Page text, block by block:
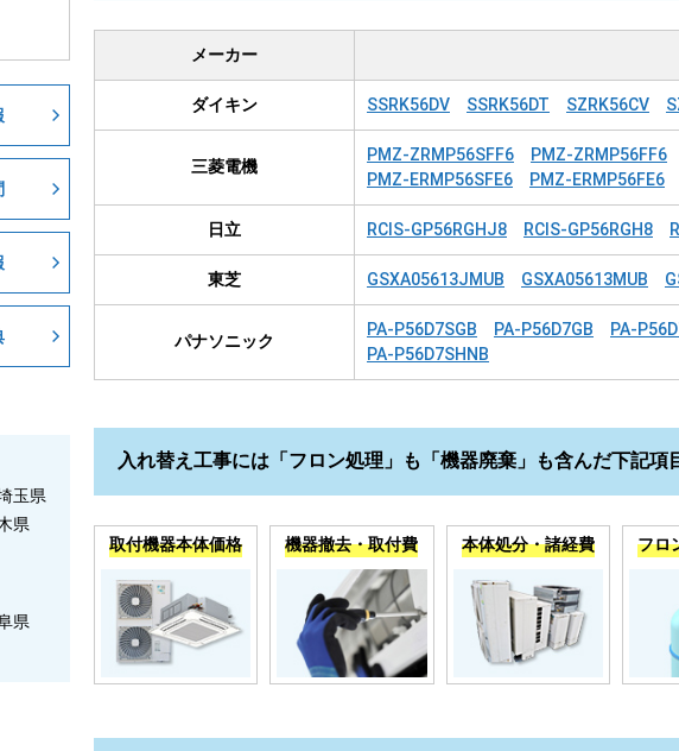
メーカー
ダイキン SSRK56DV SSRK56DT SZRK56CV
三菱電機
PMZ-ZRMP56SFF6 PMZ-ZRMP56FF6
PMZ-ERMP56SFE6
PMZ-ERMP56FE6
日立 RCIS-GP56RGHJ8 RCIS-GP56RGH8
東芝 GSXA05613JMUB GSXA05613MUB
パナソニック
PA-P56D7SGB PA-P56D7GB PA-
PA-P56D7SHNB
入れ替え工事には「フロン処理」も「機器廃棄」も含んだ下記項
取付機器本体価格 機器撤去・取付費 本体処分・諸経費 フロ
玉県
県
県